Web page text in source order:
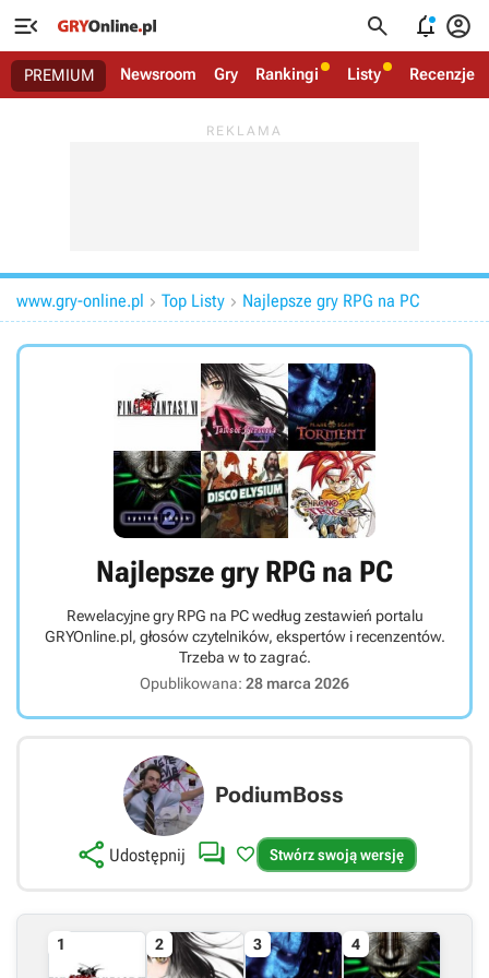
   
PREMIUM Newsroom Gry Rankingi Listy Recenzje
www.gry-online.pl  Top Listy  Najlepsze gry RPG na PC
Najlepsze gry RPG na PC
Rewelacyjne gry RPG na PC według zestawień portalu
GRYOnline.pl, głosów czytelników, ekspertów i recenzentów.
Trzeba w to zagrać.
Opublikowana: 28 marca 2026
PodiumBoss
 Udostępnij   Stwórz swoją wersję
1 2 3 4